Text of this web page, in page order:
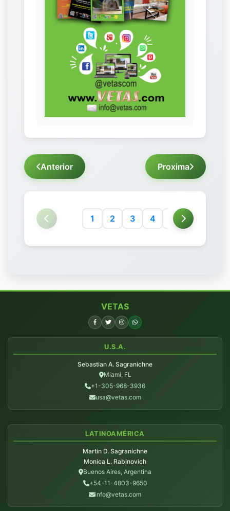
Anterior Proxima
1 2 3 4 5 6
VETAS
U.S.A.
Sebastian A. Sagranichne
Miami, FL
+1-305-968-3936
usa@vetas.com
LATINOAMÉRICA
Martin D. Sagranichne
Monica L. Rabinovich
Buenos Aires, Argentina
+54-11-4803-9650
info@vetas.com